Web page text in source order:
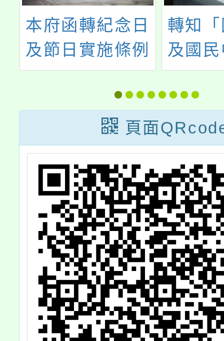
本府函轉紀念日
及節日實施條例
業奉總統114年5
月28日華總一義
字第
11400053171號
令公布
轉知
及國
不適
處理
經教
民國
10日
號令
茲檢
本及
文
頁面